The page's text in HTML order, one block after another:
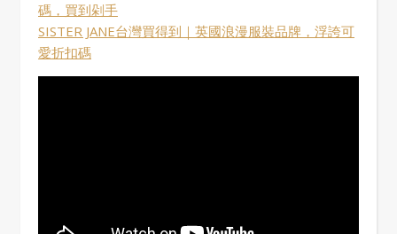
碼，買到剁手
SISTER JANE台灣買得到｜英國浪漫服裝品牌，浮誇可
愛折扣碼